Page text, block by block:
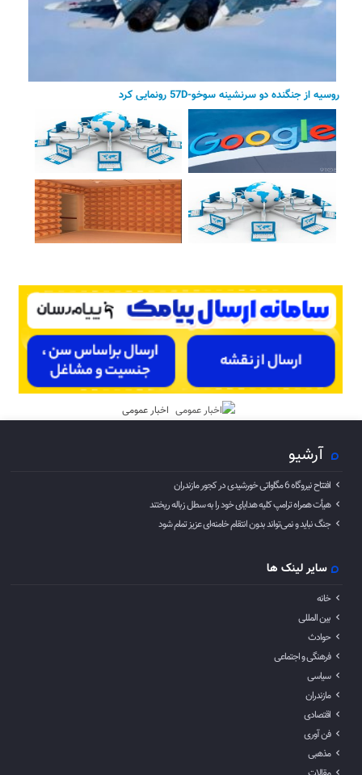
روسیه از جنگنده دو سرنشینه سوخو-57D رونمایی کرد
اخبار عمومی
آرشیو
افتتاح نیروگاه 6 مگاواتی خورشیدی در کجور مازندران
هیأت همراه ترامپ کلیه هدایای خود را به سطل زباله ریختند
جنگ نباید و نمی‌تواند بدون انتقام خامنه‌ای عزیز تمام شود
سایر لینک ها
خانه
بین المللی
حوادث
فرهنگی و اجتماعی
سیاسی
مازندران
اقتصادی
فن آوری
مذهبی